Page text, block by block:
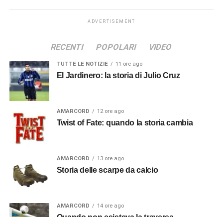
ADVERTISEMENT
RECENTI POPOLARI VIDEO
TUTTE LE NOTIZIE 11 ore ago
El Jardinero: la storia di Julio Cruz
AMARCORD 12 ore ago
Twist of Fate: quando la storia cambia
AMARCORD 13 ore ago
Storia delle scarpe da calcio
AMARCORD 14 ore ago